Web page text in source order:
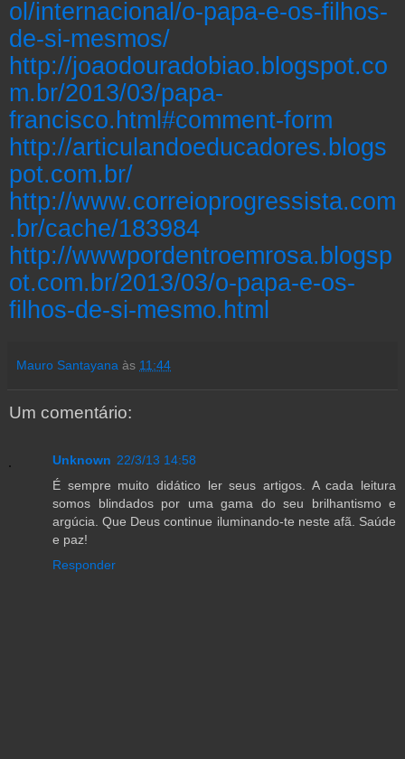
ol/internacional/o-papa-e-os-filhos-
de-si-mesmos/
http://joaodouradobiao.blogspot.co
m.br/2013/03/papa-
francisco.html#comment-form
http://articulandoeducadores.blogs
pot.com.br/
http://www.correioprogressista.com
.br/cache/183984
http://wwwpordentroemrosa.blogsp
ot.com.br/2013/03/o-papa-e-os-
filhos-de-si-mesmo.html
Mauro Santayana às 11:44
Um comentário:
Unknown 22/3/13 14:58
É sempre muito didático ler seus artigos. A cada leitura
somos blindados por uma gama do seu brilhantismo e
argúcia. Que Deus continue iluminando-te neste afã. Saúde
e paz!
Responder